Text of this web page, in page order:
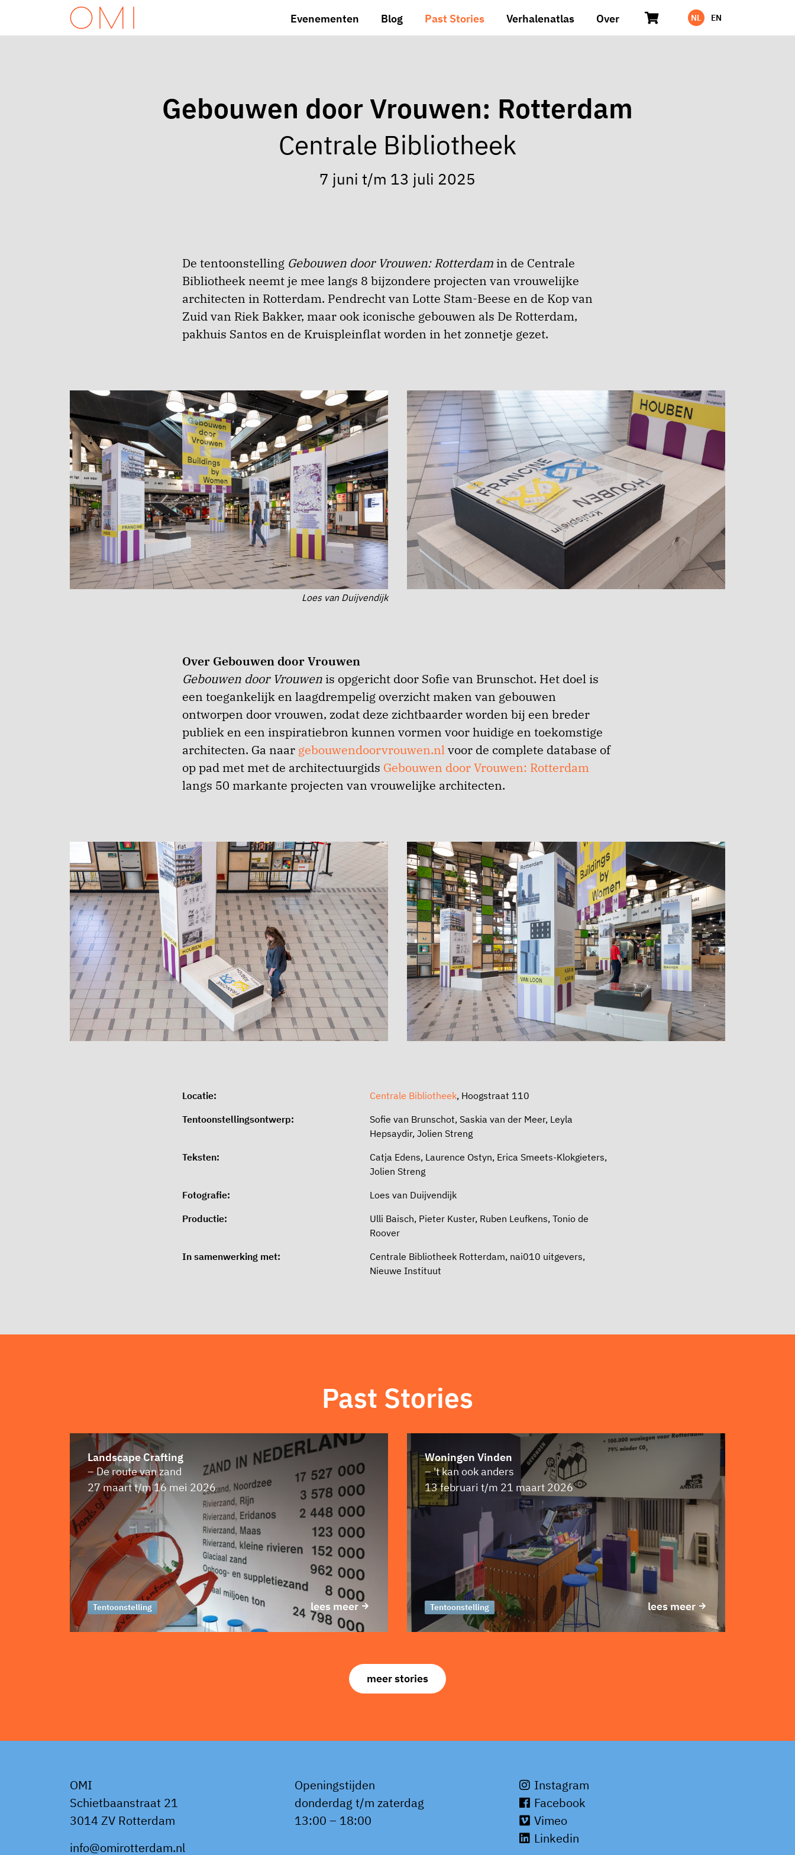
Evenementen Blog Past Stories Verhalenatlas Over NL EN
Gebouwen door Vrouwen: Rotterdam
Centrale Bibliotheek
7 juni t/m 13 juli 2025
De tentoonstelling Gebouwen door Vrouwen: Rotterdam in de Centrale
Bibliotheek neemt je mee langs 8 bijzondere projecten van vrouwelijke
architecten in Rotterdam. Pendrecht van Lotte Stam-Beese en de Kop van
Zuid van Riek Bakker, maar ook iconische gebouwen als De Rotterdam,
pakhuis Santos en de Kruispleinflat worden in het zonnetje gezet.
Loes van Duijvendijk
Over Gebouwen door Vrouwen
Gebouwen door Vrouwen is opgericht door Sofie van Brunschot. Het doel is
een toegankelijk en laagdrempelig overzicht maken van gebouwen
ontworpen door vrouwen, zodat deze zichtbaarder worden bij een breder
publiek en een inspiratiebron kunnen vormen voor huidige en toekomstige
architecten. Ga naar gebouwendoorvrouwen.nlvoor de complete database of
op pad met met de architectuurgids Gebouwen door Vrouwen: Rotterdam
langs 50 markante projecten van vrouwelijke architecten.
Locatie: Centrale Bibliotheek, Hoogstraat 110
Tentoonstellingsontwerp:
Sofie van Brunschot, Saskia van der Meer, Leyla
Hepsaydir, Jolien Streng
Teksten:
Catja Edens, Laurence Ostyn, Erica Smeets-Klokgieters,
Jolien Streng
Fotografie:
Loes van Duijvendijk
Productie:
Ulli Baisch, Pieter Kuster, Ruben Leufkens, Tonio de
Roover
In samenwerking met:
Centrale Bibliotheek Rotterdam, nai010 uitgevers,
Nieuwe Instituut
Past Stories
Landscape Crafting
– De route van zand
27 maart t/m 16 mei 2026
lees meer
Tentoonstelling
Woningen Vinden
– 't kan ook anders
13 februari t/m 21 maart 2026
lees meer
Tentoonstelling
meer stories
OMI
Schietbaanstraat 21
3014 ZV Rotterdam
info@omirotterdam.nl
Openingstijden
donderdag t/m zaterdag
13:00 – 18:00
Instagram
Facebook
Vimeo
Linkedin